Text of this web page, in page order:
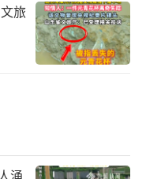
旅